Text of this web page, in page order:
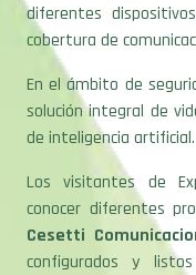
diferentes
cobertura de
En el ámbito de
solución integral de
de inteligencia artificial.
Los visitantes de
conocer diferentes
Cesetti
configurados y